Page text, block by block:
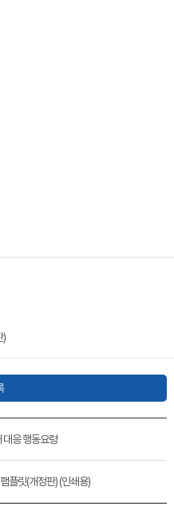
)
대응 행동요령
플릿(개정판) (인쇄용)